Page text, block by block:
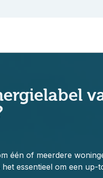
één of meerdere
essentieel om een up-